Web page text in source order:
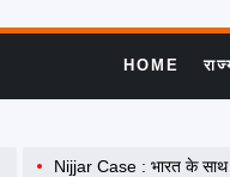
HOME
Nijjar Case : भारत के साथ